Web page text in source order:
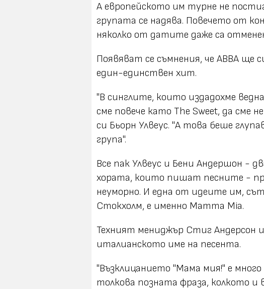
А европейското им турне не
групата се надява. Повечето от
няколко от датите даже са
Появяват се съмнения, че ABBA ще
един-единствен хит.
"В синглите, които издадохме
сме повече като The Sweet, да сме
си Бьорн Улвеус. "А това беше
група".
Все пак Улвеус и Бени Андершон -
хората, които пишат песните -
неуморно. И една от идеите им,
Стокхолм, е именно Mamma Mia.
Техният мениджър Стиг Андерсон
италианското име на песента.
"Възклицанието "Мама мия!" е
толкова позната фраза, колкото и